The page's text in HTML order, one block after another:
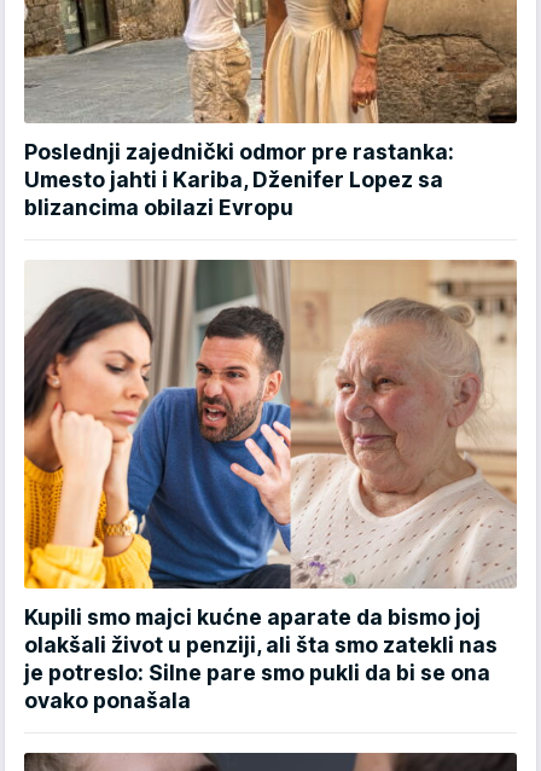
Poslednji zajednički odmor pre rastanka:
Umesto jahti i Kariba, Dženifer Lopez sa
blizancima obilazi Evropu
Kupili smo majci kućne aparate da bismo joj
olakšali život u penziji, ali šta smo zatekli nas
je potreslo: Silne pare smo pukli da bi se ona
ovako ponašala